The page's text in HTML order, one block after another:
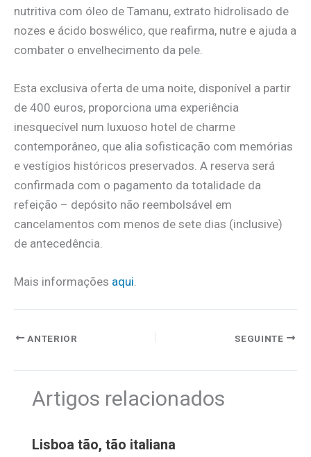
nutritiva com óleo de Tamanu, extrato hidrolisado de
nozes e ácido boswélico, que reafirma, nutre e ajuda a
combater o envelhecimento da pele.
Esta exclusiva oferta de uma noite, disponível a partir
de 400 euros, proporciona uma experiência
inesquecível num luxuoso hotel de charme
contemporâneo, que alia sofisticação com memórias
e vestígios históricos preservados. A reserva será
confirmada com o pagamento da totalidade da
refeição – depósito não reembolsável em
cancelamentos com menos de sete dias (inclusive)
de antecedência.
Mais informações aqui.
ANTERIOR SEGUINTE
Artigos relacionados
Lisboa tão, tão italiana